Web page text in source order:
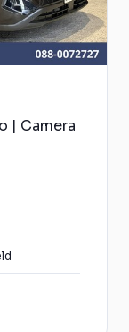
| Camera